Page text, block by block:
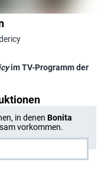
im TV-Programm der
in denen Bonita
vorkommen.